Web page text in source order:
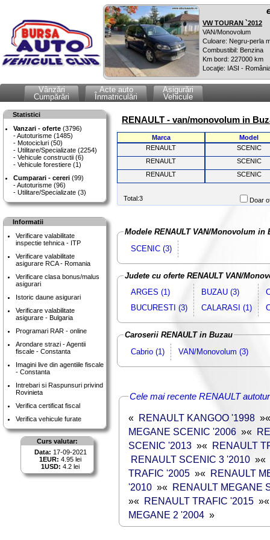
VW TOURAN `2012
VAN/Monovolum
Culoare: Negru-perla
Combustibil: Benzina
Km bord: 227000 km
Locaţie: IASI -
Vânzări
Cumpărări
Acte auto
Înmatriculări
Asigurări
Vehicule
Statistici
Vanzari - oferte (3796)
Autoturisme (1485)
Motocicluri (50)
Utilitare/Specializate (2254)
Vehicule constructii (6)
Vehicule forestiere (1)
Cumparari - cereri (99)
Autoturisme (96)
Utilitare/Specializate (3)
Informatii
Verificare valabilitate
inspectie tehnica - ITP
Verificare valabilitate
asigurare RCA - Romania
Verificare clasa bonus/malus
asigurari
Istoric daune asigurari
Verificare valabilitate
asigurare - Bulgaria
Programari RAR - online
Arondare strazi - Agentii
fiscale - Constanta
Imagini live din agentiile fiscale
- Constanta
Intrebari si Raspunsuri privind
Rovinieta
Verifica certificat fiscal
Verifica vehicule furate
Curs valutar:
Data: 17-09-2021
1EUR: 4.95 lei
1USD: 4.2 lei
RENAULT - van/monovolum in
Marca
Model
RENAULT
SCENIC
RENAULT
SCENIC
RENAULT
SCENIC
Total:3 Doar
Modele RENAULT VAN/Monovolum in
SCENIC (3)
Judete cu oferte RENAULT VAN/
ARGES (1)
BUCURESTI (3)
BUZAU (3)
CALARASI (1)
Caroserii RENAULT in Buzau
Cabrio (1)
VAN/Monovolum (3)
Cele mai recente RENAULT
« RENAULT KANGOO '1998 »
MEGANE SCENIC '2006 »«
SCENIC '2013 »« RENAULT
RENAULT SCENIC 3 '2010 »«
TRAFIC '2005 »« RENAULT
'2010 »« RENAULT MEGANE
»« RENAULT TRAFIC '2015 »
MEGANE 2 '2004 »